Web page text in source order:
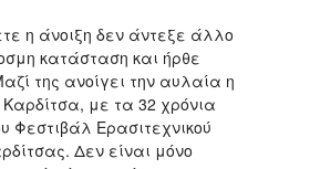
η άνοιξη δεν άντεξε άλλο
κατάσταση και ήρθε
της ανοίγει την αυλαία η
με τα 32 χρόνια
Φεστιβάλ Ερασιτεχνικού
Δεν είναι μόνο